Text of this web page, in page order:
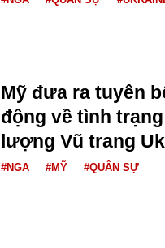
Mỹ đưa ra tuyên
động về tình
lượng Vũ trang
#NGA #MỸ #QUÂN SỰ